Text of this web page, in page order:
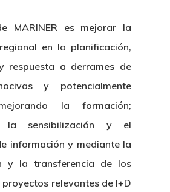
MARINER es mejorar la
en la planificación,
respuesta a derrames de
y potencialmente
la formación;
la sensibilización y el
información y mediante la
y la transferencia de los
relevantes de I+D